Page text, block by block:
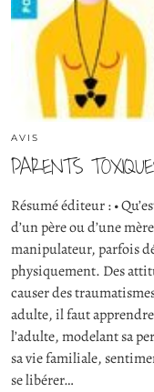
AVIS
PARENTS
Résumé éditeur : •
d’un père ou d’une
manipulateur, parfois
physiquement. Des
causer des
adulte, il faut
l’adulte, modelant sa
sa vie familiale,
se libérer…